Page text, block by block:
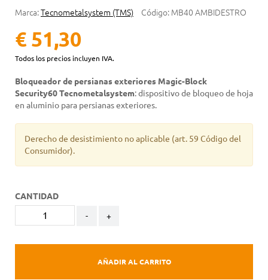
Marca:Tecnometalsystem (TMS) Código: MB40 AMBIDESTRO
€ 51,30
Todos los precios incluyen IVA.
Bloqueador de persianas exteriores Magic-Block
Security60 Tecnometalsystem: dispositivo de bloqueo de hoja
en aluminio para persianas exteriores.
Derecho de desistimiento no aplicable (art. 59 Código del
Consumidor).
CANTIDAD
- +
AÑADIR AL CARRITO